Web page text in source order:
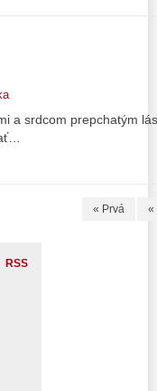
a srdcom prepchatým
« Prvá «
RSS